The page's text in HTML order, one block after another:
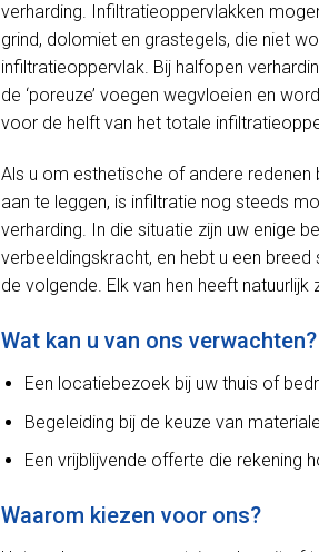
verharding. Infiltratieoppervlakken
grind, dolomiet en grastegels, die niet
infiltratieoppervlak. Bij halfopen
de ‘poreuze’ voegen wegvloeien en
voor de helft van het totale
Als u om esthetische of andere redenen
aan te leggen, is infiltratie nog steeds
verharding. In die situatie zijn uw enige
verbeeldingskracht, en hebt u een
de volgende. Elk van hen heeft
Wat kan u van ons verwachten?
Een locatiebezoek bij uw thuis of
Begeleiding bij de keuze van
Een vrijblijvende offerte die rekening
Waarom kiezen voor ons?